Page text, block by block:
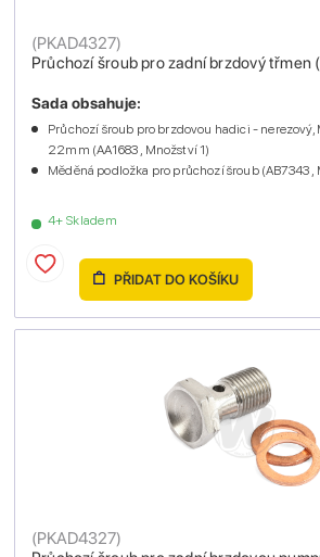
Průchozí šroub pro zadní brzdový třmen
(PKAD4327)
4+ Skladem
Sada obsahuje:
Průchozí šroub pro brzdovou hadici - nerezový,
22mm (AA1683 , Množství 1)
Měděná podložka pro průchozí šroub (AB7343 ,
PŘIDAT DO KOŠÍKU
(PKAD4327)